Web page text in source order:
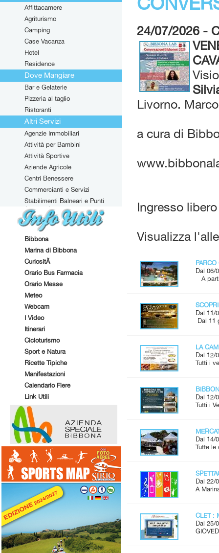
Affittacamere
Agriturismo
Camping
Case Vacanza
Hotel
Residence
Dove Mangiare
Bar e Gelaterie
Pizzeria al taglio
Ristoranti
Altri Servizi
Agenzie Immobiliari
Attività per Bambini
Attività Sportive
Aziende Agricole
Centri Benessere
Commercianti e Servizi
Stabilimenti Balneari e Punti
Attrezzati
Bibbona
Marina di Bibbona
CuriositÃ
Orario Bus Farmacia
Orario Messe
Meteo
Webcam
I Video
Itinerari
Cicloturismo
Sport e Natura
Ricette Tipiche
Manifestazioni
Calendario Fiere
Link Utili
24/07/2026 -
Livorno.
a cura di
Ingresso libero
Visualizza
Dal 06/
A
Dal 11/
Dal 11
LA
Dal 12/
Tutti i
Dal 12/
Tutti i
Dal 14/
Tutte le
Dal 22/
A
CLET :
Dal 25/